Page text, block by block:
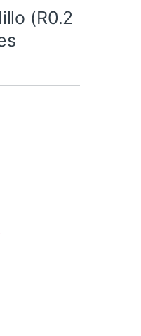
(R0.2
planas Series